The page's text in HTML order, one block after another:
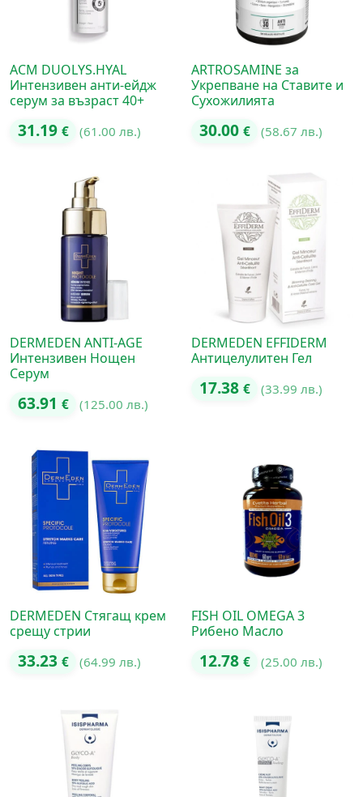
ACM DUOLYS.HYAL
Интензивен анти-ейдж
серум за възраст 40+
31.19 € (61.00 лв.)
ARTROSAMINE за
Укрепване на Ставите и
Сухожилията
30.00 € (58.67 лв.)
DERMEDEN ANTI-AGE
Интензивен Нощен
Серум
63.91 € (125.00 лв.)
DERMEDEN EFFIDERM
Антицелулитен Гел
17.38 € (33.99 лв.)
DERMEDEN Стягащ крем
срещу стрии
33.23 € (64.99 лв.)
FISH OIL OMEGA 3
Рибено Масло
12.78 € (25.00 лв.)